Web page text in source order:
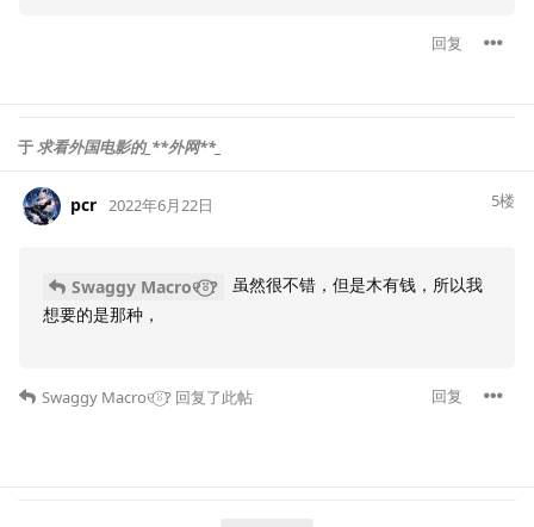
回复
于求看外国电影的_**外网**_
pcr 2022年6月22日 5楼
Swaggy Macro୧⍤⃝?
虽然很不错，但是木有钱，所以我
想要的是那种，
回复
Swaggy Macro୧⍤⃝? 回复了此帖